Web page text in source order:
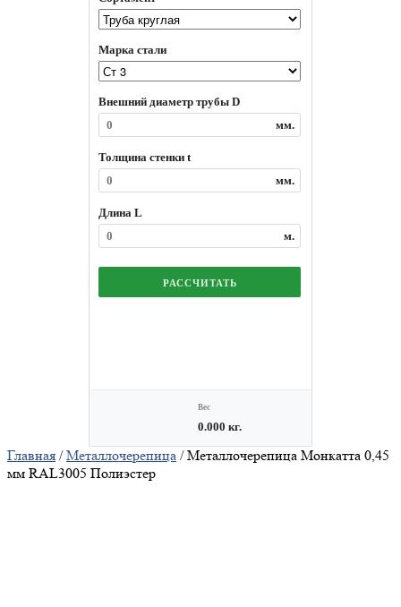
Главная /Металлочерепица / Металлочерепица Монкатта 0,45
мм RAL3005 Полиэстер